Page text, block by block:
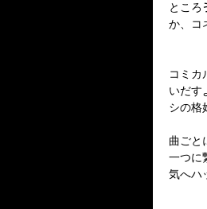
ところ
か、コ
コミカ
いだす
シの格
曲ごと
一つに
気へハ